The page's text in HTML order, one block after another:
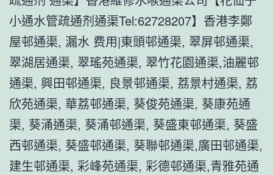
小通水管疏通剂通渠Tel:62728207】香港李鄭
屋邨通渠, 漏水 费用|東頭邨通渠, 翠屏邨通渠,
翠湖居通渠, 翠瑤苑通渠, 翠竹花園通渠,油麗邨
通渠, 興田邨通渠, 良景邨通渠, 荔景村通渠, 荔
欣苑通渠, 華荔邨通渠, 葵俊苑通渠, 葵康苑通
渠, 葵涌通渠, 葵涌邨通渠, 葵盛東邨通渠, 葵盛
西邨通渠, 葵盛邨通渠, 葵聯邨通渠,廣田邨通渠,
建生邨通渠, 彩峰苑通渠, 彩德邨通渠,青雅苑通